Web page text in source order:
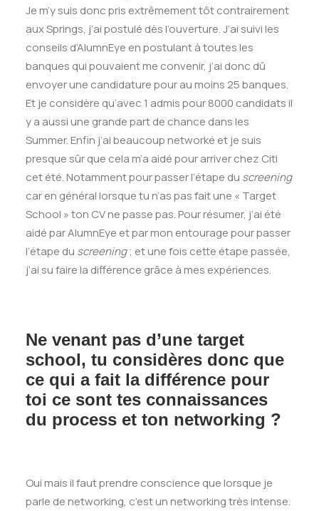
Je m’y suis donc pris extrêmement tôt contrairement
aux Springs, j’ai postulé dès l’ouverture. J’ai suivi les
conseils d’AlumnEye en postulant à toutes les
banques qui pouvaient me convenir, j’ai donc dû
envoyer une candidature pour au moins 25 banques.
Et je considère qu’avec 1 admis pour 8000 candidats il
y a aussi une grande part de chance dans les
Summer. Enfin j’ai beaucoup networké et je suis
presque sûr que cela m’a aidé pour arriver chez Citi
cet été. Notamment pour passer l’étape du screening
car en général lorsque tu n’as pas fait une « Target
School » ton CV ne passe pas. Pour résumer, j’ai été
aidé par AlumnEye et par mon entourage pour passer
l’étape du screening; et une fois cette étape passée,
j’ai su faire la différence grâce à mes expériences.
Ne venant pas d’une target
school, tu considères donc que
ce qui a fait la différence pour
toi ce sont tes connaissances
du process et ton networking ?
Oui mais il faut prendre conscience que lorsque je
parle de networking, c’est un networking très intense.